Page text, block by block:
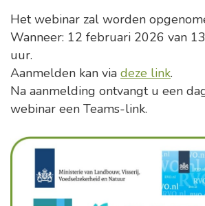
Het webinar zal worden
Wanneer: 12 februari 2026 van
uur.
Aanmelden kan via deze link.
Na aanmelding ontvangt u een
webinar een Teams-link.